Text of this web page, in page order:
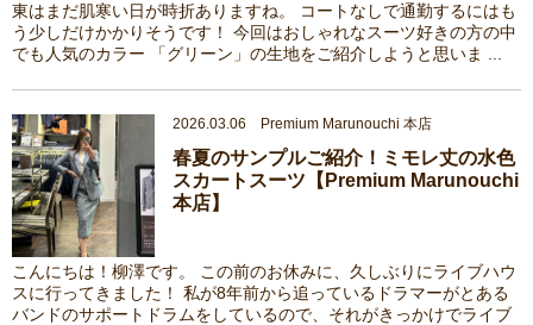
東はまだ肌寒い日が時折ありますね。 コートなしで通勤するにはも
う少しだけかかりそうです！ 今回はおしゃれなスーツ好きの方の中
でも人気のカラー 「グリーン」の生地をご紹介しようと思いま ...
2026.03.06 Premium Marunouchi 本店
春夏のサンプルご紹介！ミモレ丈の水色
スカートスーツ【Premium Marunouchi
本店】
こんにちは！柳澤です。 この前のお休みに、久しぶりにライブハウ
スに行ってきました！ 私が8年前から追っているドラマーがとある
バンドのサポートドラムをしているので、それがきっかけでライブ